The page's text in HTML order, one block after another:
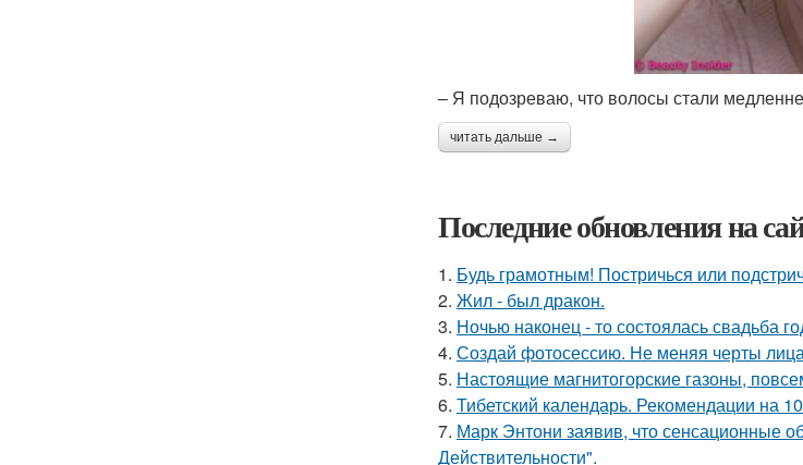
– Я подозреваю, что волосы стали
читать дальше →
Последние обновления на
1. Будь грамотным! Постричься или
2. Жил - был дракон.
3. Ночью наконец - то состоялась свадьба
4. Создай фотосессию. Не меняя черты
5. Настоящие магнитогорские газоны,
6. Тибетский календарь. Рекомендации на
7. Марк Энтони заявив, что сенсационные
Действительности".